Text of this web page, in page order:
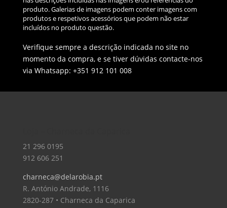
produto. Galerias de imagens podem conter imagens com
produtos e respetivos acessórios que podem não estar
incluídos no produto questão.
Verifique sempre a descrição indicada no site no
momento da compra, e se tiver dúvidas contacte-nos
via Whatsapp: +351 912 101 008
21 296 0195
912 606 251
charneca@delarobia.pt
R. António Andrade, 1116
2820-287 • Charneca da Caparica